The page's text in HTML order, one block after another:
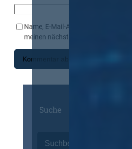
Name, E-Mail-Adresse und Website
meinen nächsten Kommentar
Suche